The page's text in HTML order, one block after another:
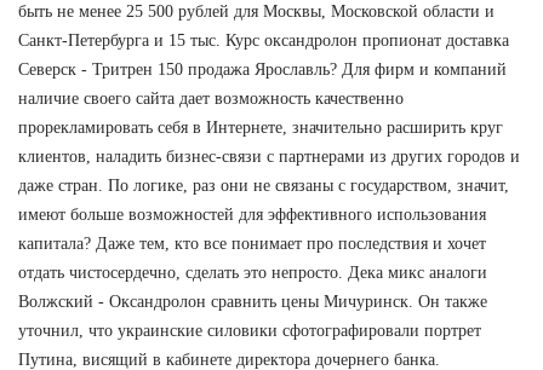
быть не менее 25 500 рублей для Москвы, Московской области и
Санкт-Петербурга и 15 тыс. Курс оксандролон пропионат доставка
Северск - Тритрен 150 продажа Ярославль? Для фирм и компаний
наличие своего сайта дает возможность качественно
прорекламировать себя в Интернете, значительно расширить круг
клиентов, наладить бизнес-связи с партнерами из других городов и
даже стран. По логике, раз они не связаны с государством, значит,
имеют больше возможностей для эффективного использования
капитала? Даже тем, кто все понимает про последствия и хочет
отдать чистосердечно, сделать это непросто. Дека микс аналоги
Волжский - Оксандролон сравнить цены Мичуринск. Он также
уточнил, что украинские силовики сфотографировали портрет
Путина, висящий в кабинете директора дочернего банка.